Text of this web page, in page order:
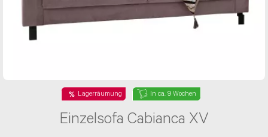
Lagerräumung In ca. 9 Wochen
Einzelsofa Cabianca XV